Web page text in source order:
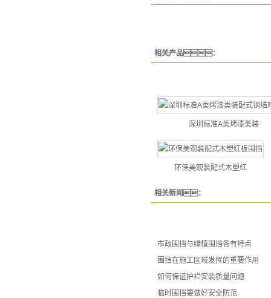
相关产品：
深圳标准A类烤漆类装
环保美观装配式木塑红
相关新闻：
市政围挡与绿植围挡各有特点
围挡在施工区域发挥的重要作用
如何保证护栏安装质量问题
临时围挡要做好安全防范